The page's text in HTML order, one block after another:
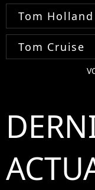
Tom Holland
Tom Cruise